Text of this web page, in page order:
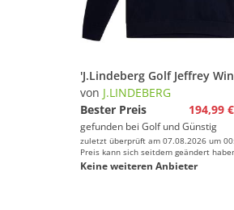
von J.LINDEBERG
Bester Preis
194,99 €
gefunden bei Golf und Günstig
zuletzt überprüft am 07.08.2026 um
Preis kann sich seitdem geändert
Keine weiteren Anbieter